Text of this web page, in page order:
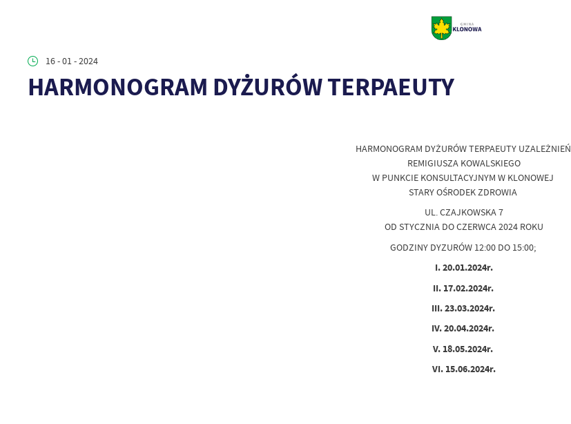
16 - 01 - 2024
HARMONOGRAM DYŻURÓW TERPAEUTY
HARMONOGRAM DYŻURÓW TERPAEUTY UZALEŻNIEŃ
REMIGIUSZA KOWALSKIEGO
W PUNKCIE KONSULTACYJNYM W KLONOWEJ
STARY OŚRODEK ZDROWIA
UL. CZAJKOWSKA 7
OD STYCZNIA DO CZERWCA 2024 ROKU
GODZINY DYZURÓW 12:00 DO 15:00;
I. 20.01.2024r.
II. 17.02.2024r.
III. 23.03.2024r.
IV. 20.04.2024r.
V. 18.05.2024r.
VI. 15.06.2024r.